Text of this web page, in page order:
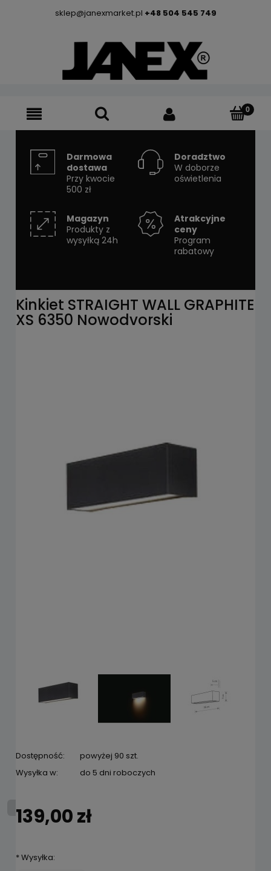
sklep@janexmarket.pl +48 504 545 749
Darmowa
dostawa
Przy kwocie
500 zł
Doradztwo
W doborze
oświetlenia
Magazyn
Produkty z
wysyłką 24h
Atrakcyjne
ceny
Program
rabatowy
Kinkiet STRAIGHT WALL GRAPHITE
XS 6350 Nowodvorski
Dostępność:
powyżej 90 szt.
Wysyłka w:
do 5 dni roboczych
139,00 zł
*Wysyłka: